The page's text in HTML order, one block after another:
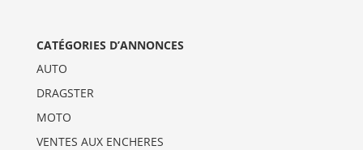
CATÉGORIES D’ANNONCES
AUTO
DRAGSTER
MOTO
VENTES AUX ENCHERES